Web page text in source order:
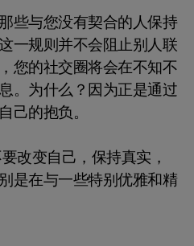
些与您没有契合的人保持
一规则并不会阻止别人联
您的社交圈将会在不知不
。为什么？因为正是通过
己的抱负。
改变自己，保持真实，
是在与一些特别优雅和精